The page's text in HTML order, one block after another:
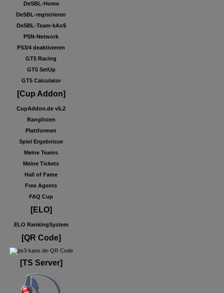
DeSBL-Home
DeSBL-registrieren
DeSBL-Team-kAo$
PSN-Network
PS3/4 deaktivieren
GT5 Racing
GT5 SetUp
GT5 Calculator
[Cup Addon]
CupAddon.de v5.2
Ranglisten
Plattformen
Spiel Ergebnisse
Meine Teams
Meine Tickets
Hall of Fame
Free Agents
FAQ Cup
[ELO]
ELO RankingSystem
[QR Code]
[TS Server]